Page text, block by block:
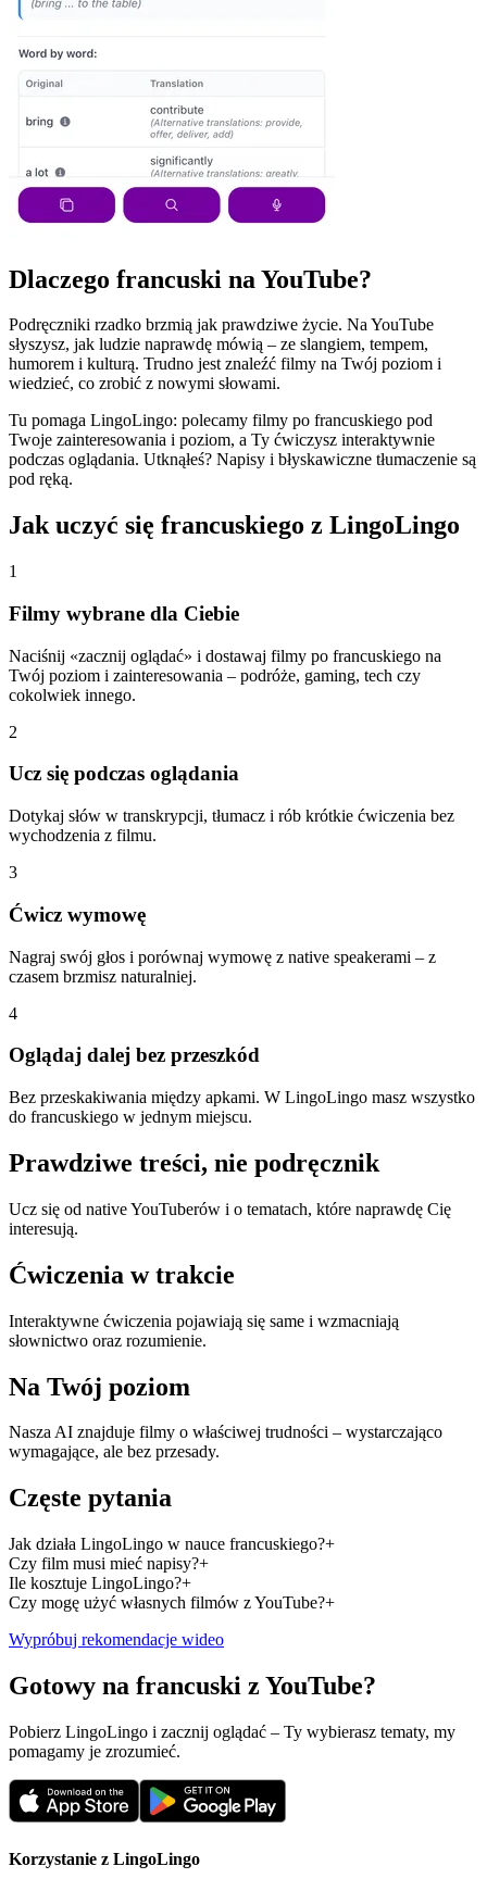
Dlaczego francuski na YouTube?
Podręczniki rzadko brzmią jak prawdziwe życie. Na YouTube
słyszysz, jak ludzie naprawdę mówią – ze slangiem, tempem,
humorem i kulturą. Trudno jest znaleźć filmy na Twój poziom i
wiedzieć, co zrobić z nowymi słowami.
Tu pomaga LingoLingo: polecamy filmy po francuskiego pod
Twoje zainteresowania i poziom, a Ty ćwiczysz interaktywnie
podczas oglądania. Utknąłeś? Napisy i błyskawiczne tłumaczenie są
pod ręką.
Jak uczyć się francuskiego z LingoLingo
1
Filmy wybrane dla Ciebie
Naciśnij «zacznij oglądać» i dostawaj filmy po francuskiego na
Twój poziom i zainteresowania – podróże, gaming, tech czy
cokolwiek innego.
2
Ucz się podczas oglądania
Dotykaj słów w transkrypcji, tłumacz i rób krótkie ćwiczenia bez
wychodzenia z filmu.
3
Ćwicz wymowę
Nagraj swój głos i porównaj wymowę z native speakerami – z
czasem brzmisz naturalniej.
4
Oglądaj dalej bez przeszkód
Bez przeskakiwania między apkami. W LingoLingo masz wszystko
do francuskiego w jednym miejscu.
Prawdziwe treści, nie podręcznik
Ucz się od native YouTuberów i o tematach, które naprawdę Cię
interesują.
Ćwiczenia w trakcie
Interaktywne ćwiczenia pojawiają się same i wzmacniają
słownictwo oraz rozumienie.
Na Twój poziom
Nasza AI znajduje filmy o właściwej trudności – wystarczająco
wymagające, ale bez przesady.
Częste pytania
Jak działa LingoLingo w nauce francuskiego?+
Czy film musi mieć napisy?+
Ile kosztuje LingoLingo?+
Czy mogę użyć własnych filmów z YouTube?+
Wypróbuj rekomendacje wideo
Gotowy na francuski z YouTube?
Pobierz LingoLingo i zacznij oglądać – Ty wybierasz tematy, my
pomagamy je zrozumieć.
Korzystanie z LingoLingo